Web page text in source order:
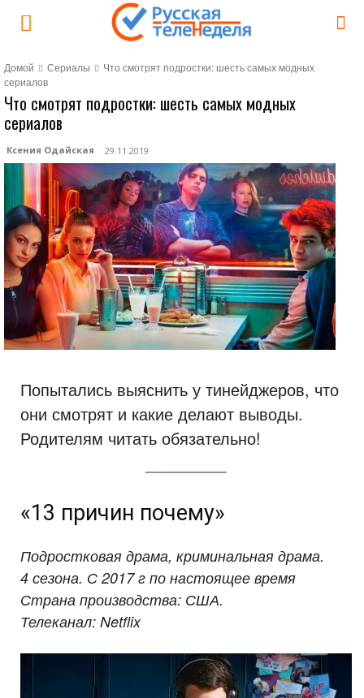
Домой Сериалы
Что смотрят подростки: шесть самых модных
сериалов
Что смотрят подростки: шесть самых модных
сериалов
Ксения Одайская 29.11.2019
Попытались выяснить у тинейджеров, что
они смотрят и какие делают выводы.
Родителям читать обязательно!
«13 причин почему»
Подростковая драма, криминальная драма.
4 сезона. С 2017 г по настоящее время
Страна производства: США.
Телеканал: Netflix